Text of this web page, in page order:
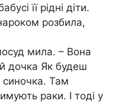
її рідні діти.
розбила,
мила. – Вона
дочка Як будеш
синочка. Там
раки. І тоді у